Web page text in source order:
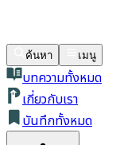
ค้นหา เมนู
บทความทั้งหมด
เกี่ยวกับเรา
บันทึกทั้งหมด